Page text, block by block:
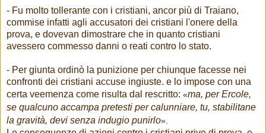
- Fu molto tollerante con i cristiani, ancor più di Traiano,
commise infatti agli accusatori dei cristiani l'onere della
prova, e dovevan dimostrare che in quanto cristiani
avessero commesso danni o reati contro lo stato.
- Per giunta ordinò la punizione per chiunque facesse nei
confronti dei cristiani accuse ingiuste. e lo impose con una
certa veemenza come risulta dal rescritto: «ma, perErcole,
se qualcuno accampa pretesti percalunniare, tu, stabilitane
la gravità, devi senza indugio punirlo».